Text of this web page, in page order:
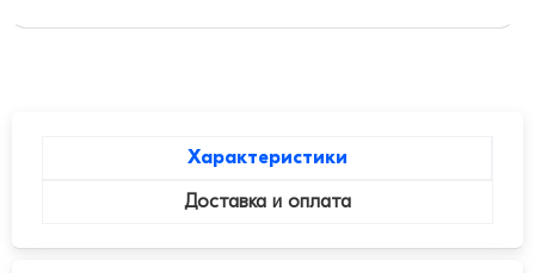
Характеристики
Доставка и оплата